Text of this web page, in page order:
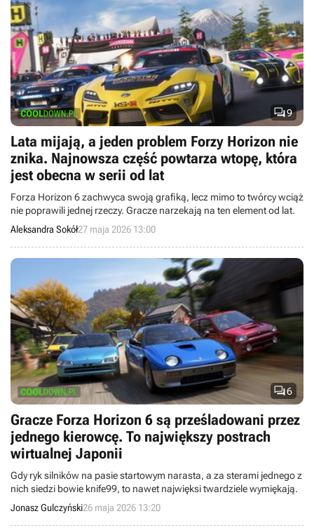
9
Lata mijają, a jeden problem Forzy Horizon nie
znika. Najnowsza część powtarza wtopę, która
jest obecna w serii od lat
Forza Horizon 6 zachwyca swoją grafiką, lecz mimo to twórcy wciąż
nie poprawili jednej rzeczy. Gracze narzekają na ten element od lat.
Aleksandra Sokół27 maja 2026 13:00
6
Gracze Forza Horizon 6 są prześladowani przez
jednego kierowcę. To największy postrach
wirtualnej Japonii
Gdy ryk silników na pasie startowym narasta, a za sterami jednego z
nich siedzi bowie knife99, to nawet najwięksi twardziele wymiękają.
Jonasz Gulczyński26 maja 2026 13:20